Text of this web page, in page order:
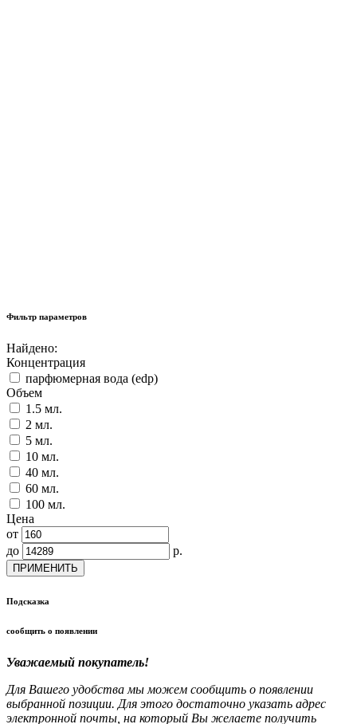
Фильтр параметров
Найдено:
Концентрация
парфюмерная вода (edp)
Объем
1.5 мл.
2 мл.
5 мл.
10 мл.
40 мл.
60 мл.
100 мл.
Цена
от
до
р.
ПРИМЕНИТЬ
Подсказка
сообщить о появлении
Уважаемый покупатель!
Для Вашего удобства мы можем сообщить о появлении
выбранной позиции. Для этого достаточно указать адрес
электронной почты, на который Вы желаете получить